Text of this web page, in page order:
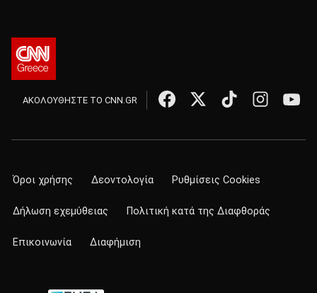
ΑΚΟΛΟΥΘΗΣΤΕ ΤΟ CNN.GR
Όροι χρήσης Δεοντολογία Ρυθμίσεις Cookies
Δήλωση εχεμύθειας Πολιτική κατά της Διαφθοράς
Επικοινωνία Διαφήμιση